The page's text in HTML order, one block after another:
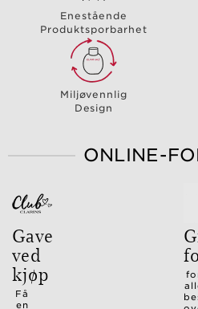
Enestående
Produktsporbarhet
Miljøvennlig
Design
ONLINE-
Gave
ved
kjøp
Få
en